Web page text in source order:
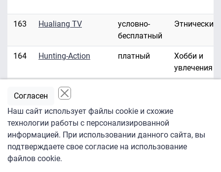
163 Hualiang TV
условно-
бесплатный
Этнические
164 Hunting-Action платный
Хобби и
увлечения
Hustler HD/3D
166 Hustler TV платный
167
ID Investigation
Discovery
платный
Наш сайт использует файлы cookie и схожие
технологии работы с персонализированной
информацией. При использовании данного сайта, вы
подтверждаете свое согласие на использование
файлов cookie.
Согласен